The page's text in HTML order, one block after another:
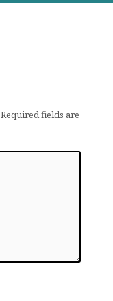
Required fields are